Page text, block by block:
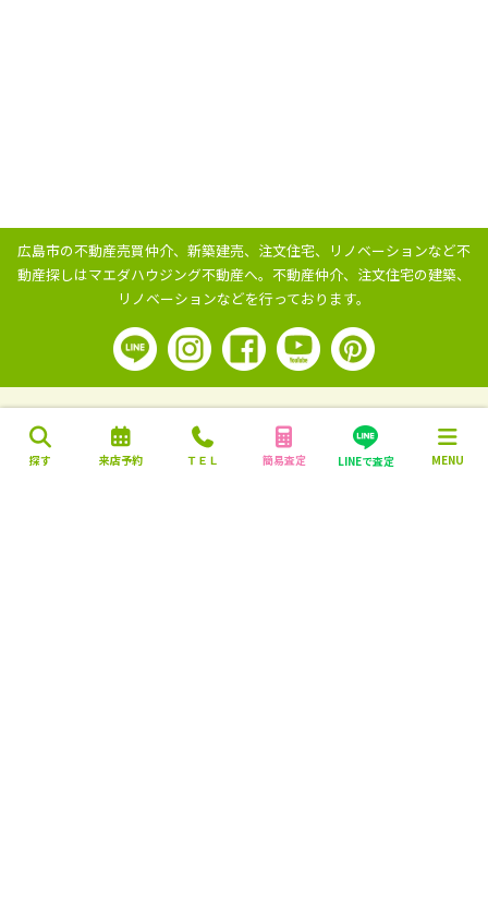
探す 来店予約 ＴＥＬ 簡易査定 LINEで査定 MENU
広島市の不動産売買仲介、新築建売、注文住宅、リノベーションなど不
動産探しはマエダハウジング不動産へ。 不動産仲介、注文住宅の建築、
リノベーションなどを行っております。